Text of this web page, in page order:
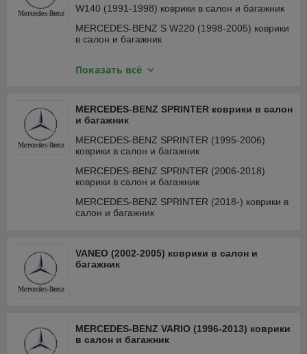
W140 (1991-1998) коврики в салон и багажник
MERCEDES-BENZ S W220 (1998-2005) коврики
в салон и багажник
в салон и багажник
MERCEDES-BENZ S W223 (2020-) коврики в
Показать всё
MERCEDES-BENZ SPRINTER коврики в салон
и багажник
MERCEDES-BENZ SPRINTER (1995-2006)
коврики в салон и багажник
MERCEDES-BENZ SPRINTER (2006-2018)
коврики в салон и багажник
MERCEDES-BENZ SPRINTER (2018-) коврики в
салон и багажник
VANEO (2002-2005) коврики в салон и
багажник
MERCEDES-BENZ VARIO (1996-2013) коврики
в салон и багажник